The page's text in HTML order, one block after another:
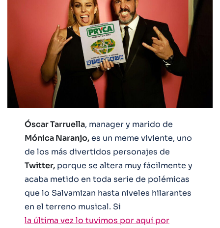
Óscar Tarruella, manager y marido de
Mónica Naranjo,es un meme viviente, uno
de los más divertidos personajes de
Twitter, porque se altera muy fácilmente y
acaba metido en toda serie de polémicas
que lo Salvamizan hasta niveles hilarantes
en el terreno musical. Si
la última vez lo tuvimos por aquí por